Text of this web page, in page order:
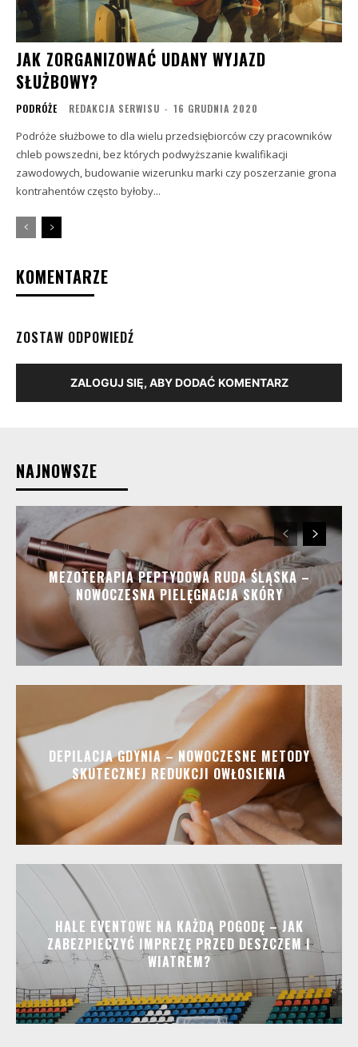
JAK ZORGANIZOWAĆ UDANY WYJAZD
SŁUŻBOWY?
PODRÓŻE REDAKCJA SERWISU - 16 GRUDNIA 2020
Podróże służbowe to dla wielu przedsiębiorców czy pracowników
chleb powszedni, bez których podwyższanie kwalifikacji
zawodowych, budowanie wizerunku marki czy poszerzanie grona
kontrahentów często byłoby...
KOMENTARZE
ZOSTAW ODPOWIEDŹ
ZALOGUJ SIĘ, ABY DODAĆ KOMENTARZ
NAJNOWSZE
MEZOTERAPIA PEPTYDOWA RUDA ŚLĄSKA –
NOWOCZESNA PIELĘGNACJA SKÓRY
DEPILACJA GDYNIA – NOWOCZESNE METODY
SKUTECZNEJ REDUKCJI OWŁOSIENIA
HALE EVENTOWE NA KAŻDĄ POGODĘ – JAK
ZABEZPIECZYĆ IMPREZĘ PRZED DESZCZEM I
WIATREM?